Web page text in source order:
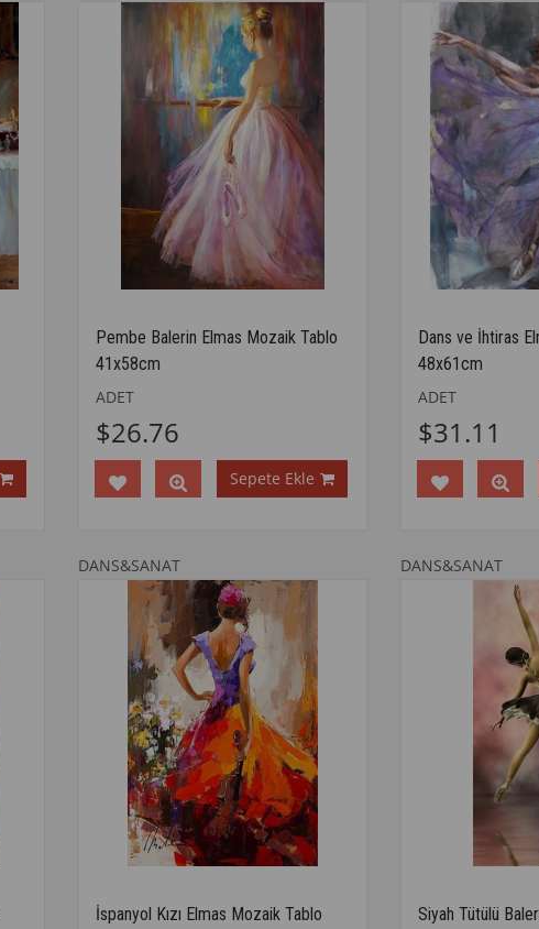
Pembe Balerin Elmas Mozaik Tablo
41x58cm
ADET
$26.76
Sepete Ekle
Dans ve İhtiras
48x61cm
ADET
$31.11
DANS&SANAT
İspanyol Kızı Elmas Mozaik Tablo
DANS&SANAT
Siyah Tütülü